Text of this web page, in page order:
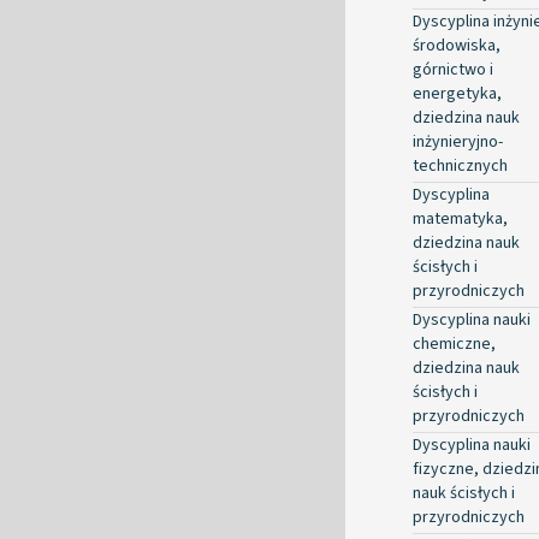
Dyscyplina
środowiska,
górnictwo i
energetyka,
dziedzina nauk
inżynieryjno-
technicznych
Dyscyplina
matematyka,
dziedzina nauk
ścisłych i
przyrodniczych
Dyscyplina nauki
chemiczne,
dziedzina nauk
ścisłych i
przyrodniczych
Dyscyplina nauki
fizyczne,
nauk ścisłych i
przyrodniczych